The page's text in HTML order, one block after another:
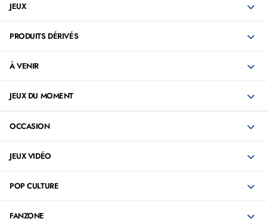
JEUX
PRODUITS DÉRIVÉS
À VENIR
JEUX DU MOMENT
OCCASION
JEUX VIDÉO
POP CULTURE
FANZONE